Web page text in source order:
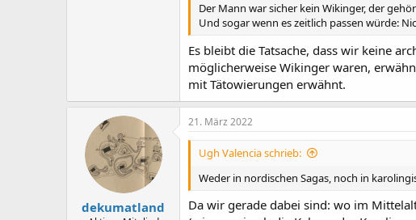
Der Mann war sicher kein Wikinger, der
Und sogar wenn es zeitlich passen würde:
Es bleibt die Tatsache, dass wir keine
möglicherweise Wikinger waren,
mit Tätowierungen erwähnt.
dekumatland
21. März 2022
Ugh Valencia schrieb:
Weder in nordischen Sagas, noch in
Da wir gerade dabei sind: wo im